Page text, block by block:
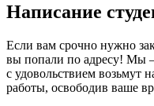
Написание
Если вам срочно нужно
вы попали по адресу! Мы
с удовольствием возьмут
работы, освободив ваше